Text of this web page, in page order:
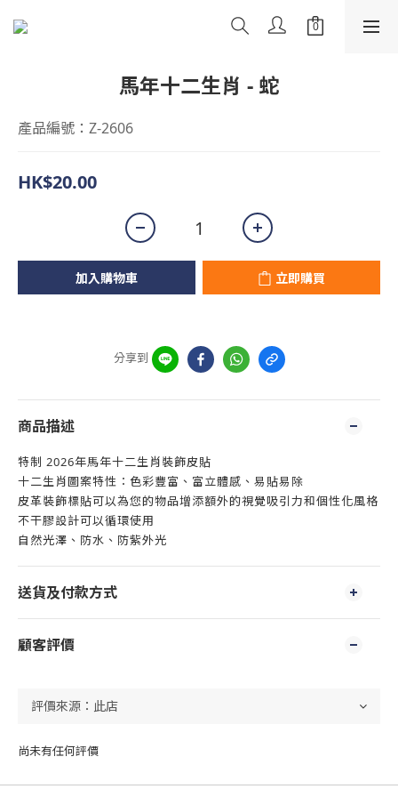
馬年十二生肖 - 蛇
產品編號：Z-2606
HK$20.00
加入購物車 立即購買
分享到
商品描述
特制 2026年馬年十二生肖裝飾皮貼
十二生肖圖案特性：色彩豐富、富立體感、易貼易除
皮革裝飾標貼可以為您的物品增添額外的視覺吸引力和個性化風格
不干膠設計可以循環使用
自然光澤、防水、防紫外光
送貨及付款方式
顧客評價
尚未有任何評價